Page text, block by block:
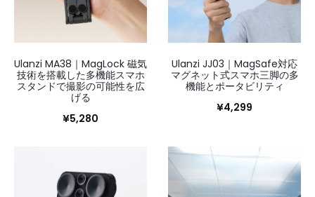
Ulanzi MA38｜MagLock 磁気
技術を搭載した多機能スマホ
スタンドで撮影の可能性を広
げる
¥5,280
Ulanzi JJ03｜MagSafe対応
マグネット式スマホ三脚の多
機能とポータビリティ
¥4,299